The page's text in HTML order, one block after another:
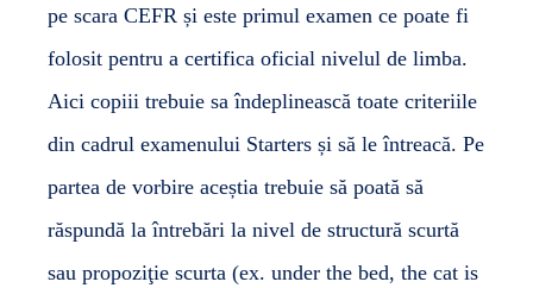
pe scara CEFR și este primul examen ce poate fi
folosit pentru a certifica oficial nivelul de limba.
Aici copiii trebuie sa îndeplinească toate criteriile
din cadrul examenului Starters și să le întreacă. Pe
partea de vorbire aceștia trebuie să poată să
răspundă la întrebări la nivel de structură scurtă
sau propoziţie scurta (ex. under the bed, the cat is